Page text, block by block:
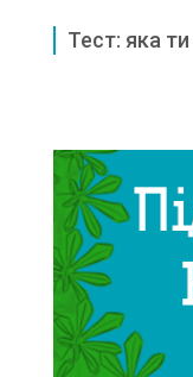
Тест: яка